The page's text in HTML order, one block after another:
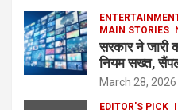
MAIN STORIES
सरकार ने
नियम सख्त,
March 28, 2026
EDITOR'S PICK